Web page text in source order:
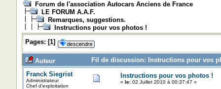
Forum de l'association Autocars Anciens de France
LE FORUM A.A.F.
Remarques, suggestions.
Instructions pour vos photos !
Pages: [1]
Auteur
Fil de discussion: Instructions pour vos
Franck Siegrist
Administrateur
Chef d'exploitation
Instructions pour vos photos !
« le:02 Juillet 2010 à 00:37:47 »